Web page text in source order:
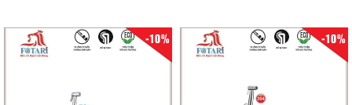
-10% -10%